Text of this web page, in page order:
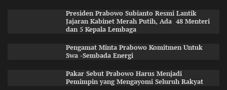
Presiden Prabowo Subianto Resmi Lantik
Jajaran Kabinet Merah Putih, Ada 48 Menteri
dan 5 Kepala Lembaga
Pengamat Minta Prabowo Komitmen Untuk
Swa -Sembada Energi
Pakar Sebut Prabowo Harus Menjadi
Pemimpin yang Mengayomi Seluruh Rakyat